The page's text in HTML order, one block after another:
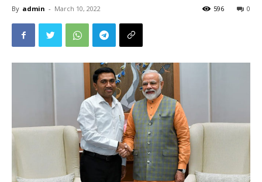
By admin - March 10, 2022 0
596